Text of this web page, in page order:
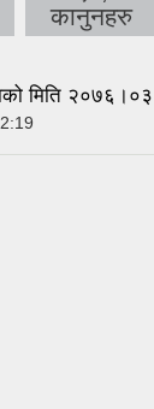
कानुनहरु
मिति